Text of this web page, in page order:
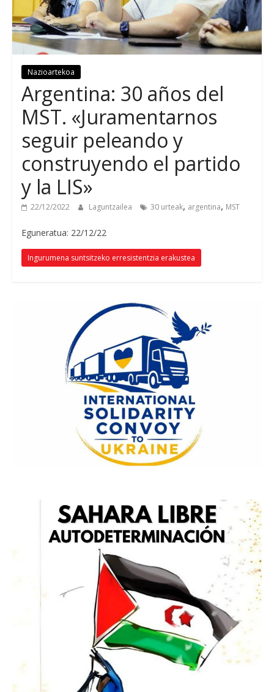
Nazioartekoa
Argentina: 30 años del
MST. «Juramentarnos
seguir peleando y
construyendo el partido
y la LIS»
22/12/2022 Laguntzailea 30 urteak, argentina, MST
Eguneratua: 22/12/22
Ingurumena suntsitzeko erresistentzia erakustea